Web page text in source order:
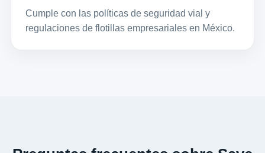
Cumple con las políticas de seguridad vial y
regulaciones de flotillas empresariales en México.